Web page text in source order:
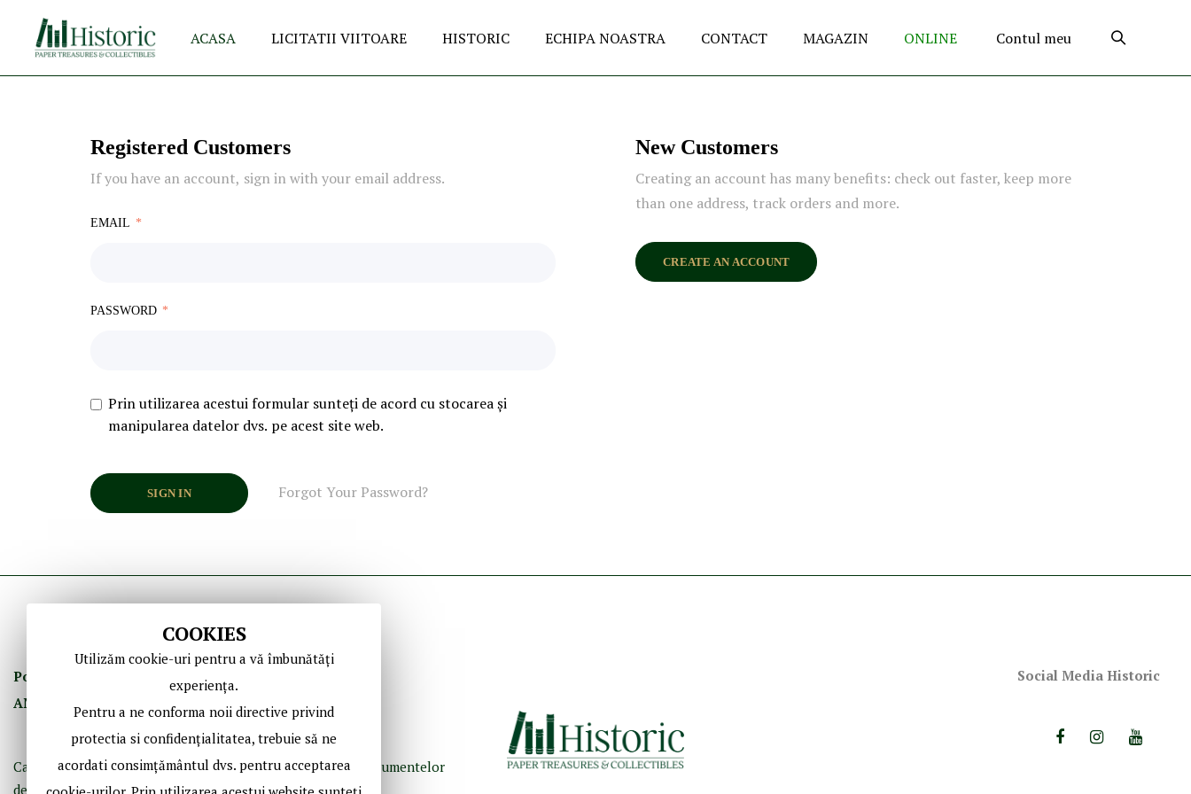
ACASA LICITATII VIITOARE HISTORIC ECHIPA NOASTRA CONTACT MAGAZIN ONLINE Contul meu
Registered Customers
If you have an account, sign in with your email address.
EMAIL
PASSWORD
Prin utilizarea acestui formular sunteți de acord cu stocarea și
manipularea datelor dvs. pe acest site web.
SIGN IN Forgot Your Password?
New Customers
Creating an account has many benefits: check out faster, keep more
than one address, track orders and more.
CREATE AN ACCOUNT
COOKIES
Utilizăm cookie-uri pentru a vă îmbunătăți
experiența.
Pentru a ne conforma noii directive privind
protectia si confidențialitatea, trebuie să ne
acordati consimțământul dvs. pentru acceptarea
Politica de Confidenţ
ANPC
Contact
Casă de licitaţii dedicată bibliofiliei, fotografiei istorice şi documentelor
de epocă.
Social Media Historic